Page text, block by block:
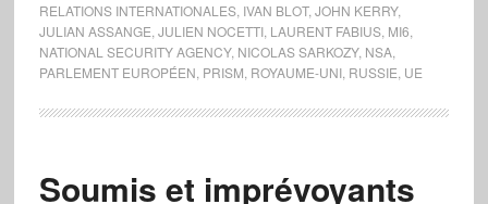
RELATIONS INTERNATIONALES, IVAN BLOT, JOHN KERRY,
JULIAN ASSANGE JULIEN NOCETTI, LAURENT FABIUS, MI6
NATIONAL SECURITY AGENCY, NICOLAS SARKOZY, NSA,
PARLEMENT EUROPÉEN PRISM ROYAUME-UNI, RUSSIE UE
Soumis et imprévoyants